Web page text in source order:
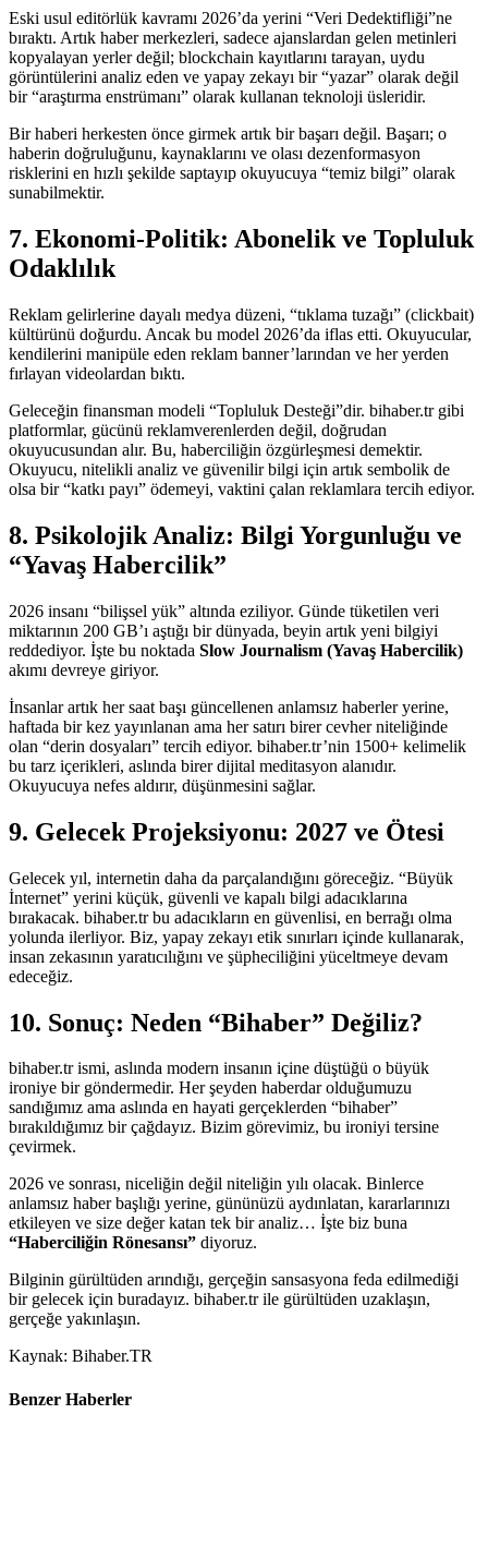
Eski usul editörlük kavramı 2026’da yerini “Veri Dedektifliği”ne
bıraktı. Artık haber merkezleri, sadece ajanslardan gelen metinleri
kopyalayan yerler değil; blockchain kayıtlarını tarayan, uydu
görüntülerini analiz eden ve yapay zekayı bir “yazar” olarak değil
bir “araştırma enstrümanı” olarak kullanan teknoloji üsleridir.
Bir haberi herkesten önce girmek artık bir başarı değil. Başarı; o
haberin doğruluğunu, kaynaklarını ve olası dezenformasyon
risklerini en hızlı şekilde saptayıp okuyucuya “temiz bilgi” olarak
sunabilmektir.
7. Ekonomi-Politik: Abonelik ve Topluluk
Odaklılık
Reklam gelirlerine dayalı medya düzeni, “tıklama tuzağı” (clickbait)
kültürünü doğurdu. Ancak bu model 2026’da iflas etti. Okuyucular,
kendilerini manipüle eden reklam banner’larından ve her yerden
fırlayan videolardan bıktı.
Geleceğin finansman modeli “Topluluk Desteği”dir. bihaber.tr gibi
platformlar, gücünü reklamverenlerden değil, doğrudan
okuyucusundan alır. Bu, haberciliğin özgürleşmesi demektir.
Okuyucu, nitelikli analiz ve güvenilir bilgi için artık sembolik de
olsa bir “katkı payı” ödemeyi, vaktini çalan reklamlara tercih ediyor.
8. Psikolojik Analiz: Bilgi Yorgunluğu ve
“Yavaş Habercilik”
2026 insanı “bilişsel yük” altında eziliyor. Günde tüketilen veri
miktarının 200 GB’ı aştığı bir dünyada, beyin artık yeni bilgiyi
reddediyor. İşte bu noktada Slow Journalism (Yavaş Habercilik)
akımı devreye giriyor.
İnsanlar artık her saat başı güncellenen anlamsız haberler yerine,
haftada bir kez yayınlanan ama her satırı birer cevher niteliğinde
olan “derin dosyaları” tercih ediyor. bihaber.tr’nin 1500+ kelimelik
bu tarz içerikleri, aslında birer dijital meditasyon alanıdır.
Okuyucuya nefes aldırır, düşünmesini sağlar.
9. Gelecek Projeksiyonu: 2027 ve Ötesi
Gelecek yıl, internetin daha da parçalandığını göreceğiz. “Büyük
İnternet” yerini küçük, güvenli ve kapalı bilgi adacıklarına
bırakacak. bihaber.tr bu adacıkların en güvenlisi, en berrağı olma
yolunda ilerliyor. Biz, yapay zekayı etik sınırları içinde kullanarak,
insan zekasının yaratıcılığını ve şüpheciliğini yüceltmeye devam
edeceğiz.
10. Sonuç: Neden “Bihaber” Değiliz?
bihaber.tr ismi, aslında modern insanın içine düştüğü o büyük
ironiye bir göndermedir. Her şeyden haberdar olduğumuzu
sandığımız ama aslında en hayati gerçeklerden “bihaber”
bırakıldığımız bir çağdayız. Bizim görevimiz, bu ironiyi tersine
çevirmek.
2026 ve sonrası, niceliğin değil niteliğin yılı olacak. Binlerce
anlamsız haber başlığı yerine, gününüzü aydınlatan, kararlarınızı
etkileyen ve size değer katan tek bir analiz… İşte biz buna
“Haberciliğin Rönesansı” diyoruz.
Bilginin gürültüden arındığı, gerçeğin sansasyona feda edilmediği
bir gelecek için buradayız. bihaber.tr ile gürültüden uzaklaşın,
gerçeğe yakınlaşın.
Kaynak: Bihaber.TR
Benzer Haberler